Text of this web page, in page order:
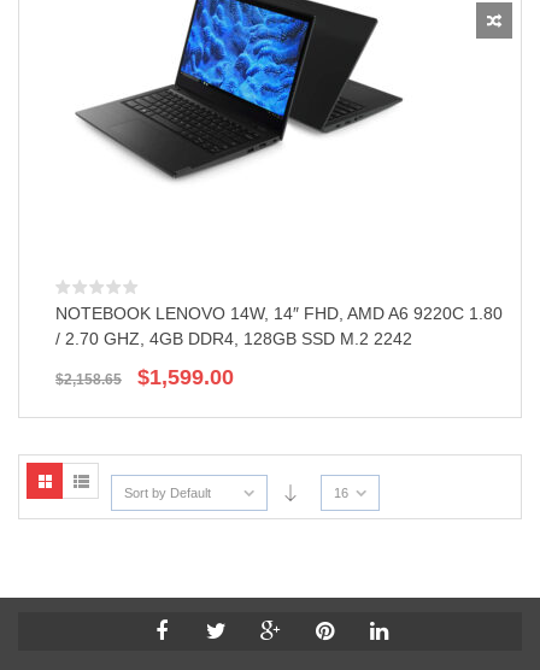
NOTEBOOK LENOVO 14W, 14″ FHD, AMD A6 9220C 1.80
/ 2.70 GHZ, 4GB DDR4, 128GB SSD M.2 2242
$2,158.65
El
precio
$2,158.65.
$1,599.00El
$1,599.00.
Sort by Default 16